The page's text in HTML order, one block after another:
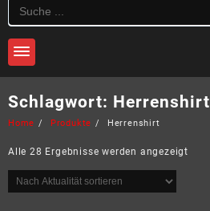
Schlagwort: Herrenshirt
Home Produkte Herrenshirt
Alle 28 Ergebnisse werden angezeigt